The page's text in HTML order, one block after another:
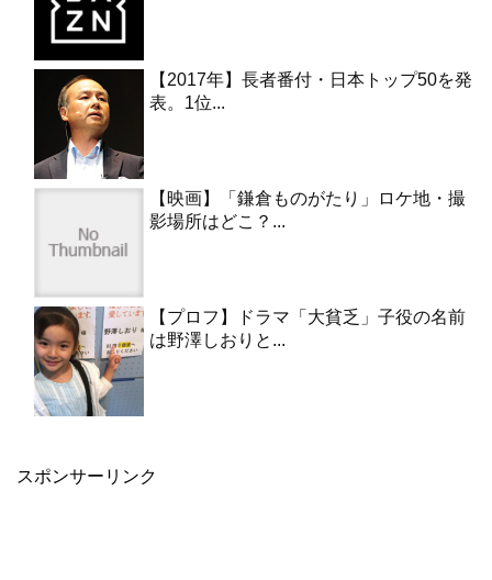
【2017年】長者番付・日本トップ50を発
表。1位...
【映画】「鎌倉ものがたり」ロケ地・撮
影場所はどこ？...
【プロフ】ドラマ「大貧乏」子役の名前
は野澤しおりと...
スポンサーリンク